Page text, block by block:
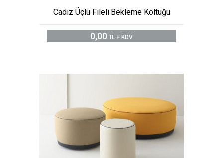
Cadız Üçlü Fileli Bekleme Koltuğu
0,00 TL + KDV